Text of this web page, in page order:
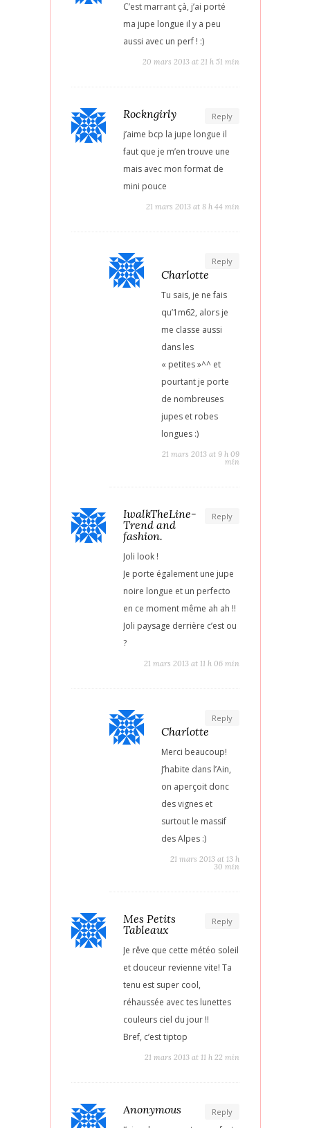
C’est marrant çà, j’ai porté
ma jupe longue il y a peu
aussi avec un perf ! :)
20 mars 2013 at 21 h 51 min
Reply
Rockngirly
j’aime bcp la jupe longue il
faut que je m’en trouve une
mais avec mon format de
mini pouce
21 mars 2013 at 8 h 44 min
Reply
Charlotte
Tu sais, je ne fais
qu’1m62, alors je
me classe aussi
dans les
« petites »^^ et
pourtant je porte
de nombreuses
jupes et robes
longues :)
21 mars 2013 at 9 h 09
min
Reply
IwalkTheLine-
Trend and
fashion.
Joli look !
Je porte également une jupe
noire longue et un perfecto
en ce moment même ah ah !!
Joli paysage derrière c’est ou
?
21 mars 2013 at 11 h 06 min
Reply
Charlotte
Merci beaucoup!
J’habite dans l’Ain,
on aperçoit donc
des vignes et
surtout le massif
des Alpes :)
21 mars 2013 at 13 h
30 min
Reply
Mes Petits
Tableaux
Je rêve que cette météo soleil
et douceur revienne vite! Ta
tenu est super cool,
réhaussée avec tes lunettes
couleurs ciel du jour !!
Bref, c’est tiptop
21 mars 2013 at 11 h 22 min
Reply
Anonymous